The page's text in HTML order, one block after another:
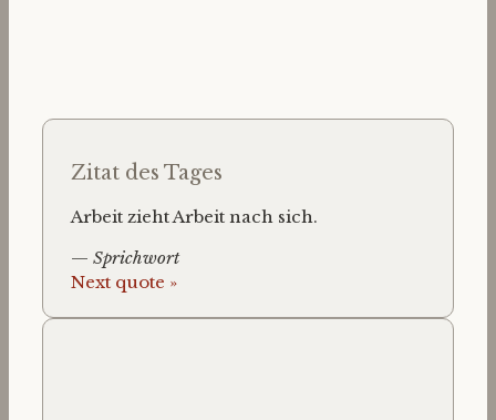
Zitat des Tages
Arbeit zieht Arbeit nach sich.
— Sprichwort
Next quote »